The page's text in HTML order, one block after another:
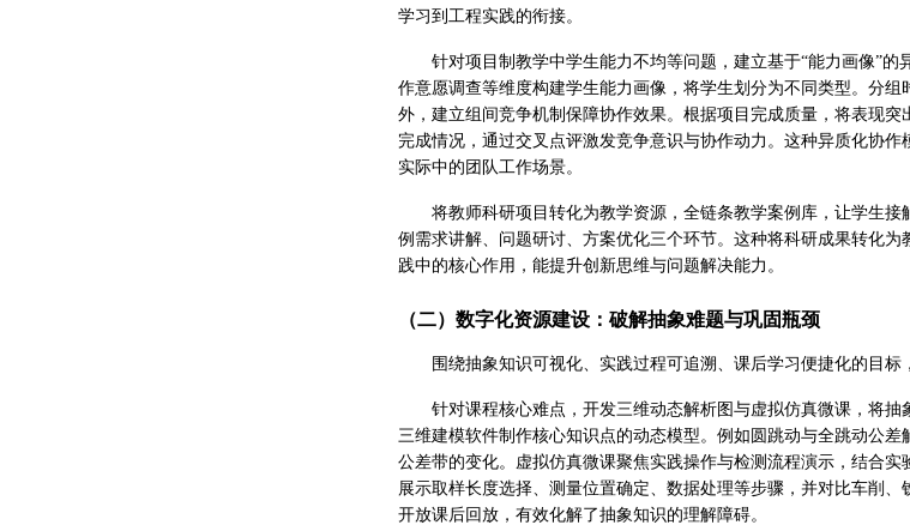
学习到工程实践的衔接。
针对项目制教学中学生能力不均等问题，建立基于“能力画像”
作意愿调查等维度构建学生能力画像，将学生划分为不同类型。分
外，建立组间竞争机制保障协作效果。根据项目完成质量，将表现
完成情况，通过交叉点评激发竞争意识与协作动力。这种异质化协
实际中的团队工作场景。
将教师科研项目转化为教学资源，全链条教学案例库，让学生
例需求讲解、问题研讨、方案优化三个环节。这种将科研成果转化
践中的核心作用，能提升创新思维与问题解决能力。
（二）数字化资源建设：破解抽象难题与巩固瓶颈
围绕抽象知识可视化、实践过程可追溯、课后学习便捷化的目
针对课程核心难点，开发三维动态解析图与虚拟仿真微课，将
三维建模软件制作核心知识点的动态模型。例如圆跳动与全跳动公
公差带的变化。虚拟仿真微课聚焦实践操作与检测流程演示，结合
展示取样长度选择、测量位置确定、数据处理等步骤，并对比车削
开放课后回放，有效化解了抽象知识的理解障碍。